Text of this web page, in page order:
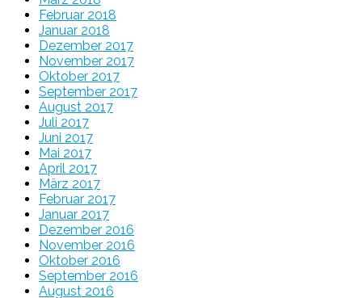
Februar 2018
Januar 2018
Dezember 2017
November 2017
Oktober 2017
September 2017
August 2017
Juli 2017
Juni 2017
Mai 2017
April 2017
März 2017
Februar 2017
Januar 2017
Dezember 2016
November 2016
Oktober 2016
September 2016
August 2016